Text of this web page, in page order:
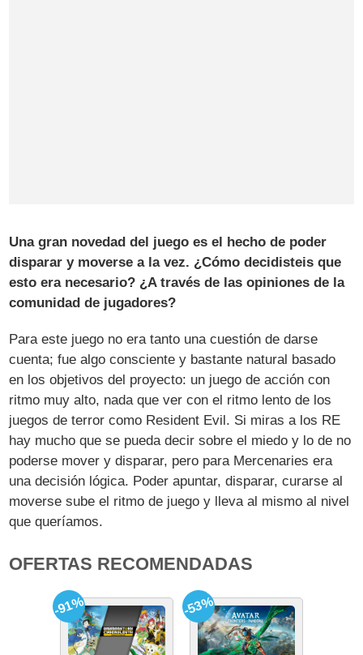
Una gran novedad del juego es el hecho de poder
disparar y moverse a la vez. ¿Cómo decidisteis que
esto era necesario? ¿A través de las opiniones de la
comunidad de jugadores?
Para este juego no era tanto una cuestión de darse
cuenta; fue algo consciente y bastante natural basado
en los objetivos del proyecto: un juego de acción con
ritmo muy alto, nada que ver con el ritmo lento de los
juegos de terror como Resident Evil. Si miras a los RE
hay mucho que se pueda decir sobre el miedo y lo de no
poderse mover y disparar, pero para Mercenaries era
una decisión lógica. Poder apuntar, disparar, curarse al
moverse sube el ritmo de juego y lleva al mismo al nivel
que queríamos.
OFERTAS RECOMENDADAS
-91% -53%